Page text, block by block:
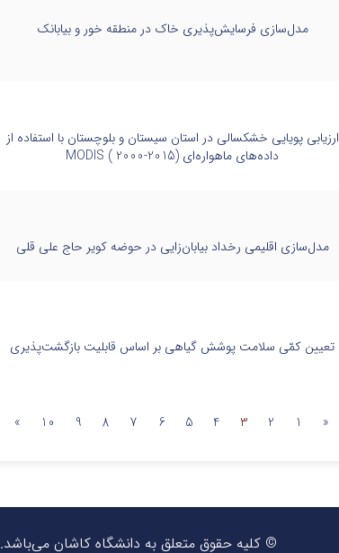
مدل‌سازی فرسایش‌پذیری خاک در منطقه خور و بیابانک
ارزیابی پویایی خشکسالی در استان سیستان و بلوچستان با استفاده از
داده‌های ماهواره‌ای MODIS ( 2000-2015)
مدل‌سازی اقلیمی رخداد بیابان‌زایی در حوضه کویر حاج علی قلی
تعیین کمّی سلامت پوشش گیاهی بر اساس قابلیت بازگشت‌پذیری
«
1
2
3
4
5
6
7
8
9
10
»
© کلیه حقوق متعلق به دانشگاه کاشان می‌باشد.